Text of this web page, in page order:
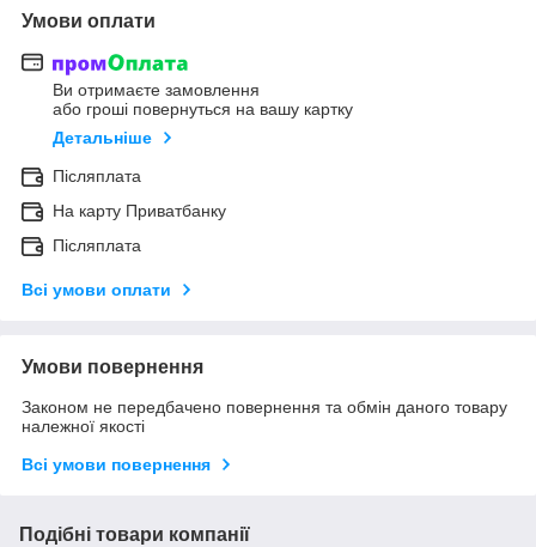
Умови оплати
Ви отримаєте замовлення
або гроші повернуться на вашу картку
Детальніше
Післяплата
На карту Приватбанку
Післяплата
Всі умови оплати
Умови повернення
Законом не передбачено повернення та обмін даного товару
належної якості
Всі умови повернення
Подібні товари компанії